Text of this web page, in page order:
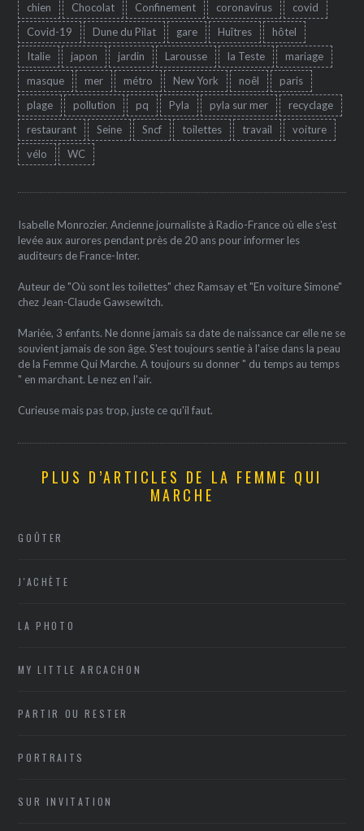
chien
Chocolat Confinement coronavirus
covid
Covid-19
Dune du Pilat gare Huîtres
hôtel
Italie
japon jardin Larousse la Teste
mariage
masque
mer métro New York noêl
paris
plage
pollution pq Pyla pyla sur mer
recyclage
restaurant
Seine Sncf toilettes travail
voiture
vélo
WC
Isabelle Monrozier. Ancienne journaliste à Radio-France où elle s'est
levée aux aurores pendant près de 20 ans pour informer les
auditeurs de France-Inter.
Auteur de "Où sont les toilettes" chez Ramsay et "En voiture Simone"
chez Jean-Claude Gawsewitch.
Mariée, 3 enfants. Ne donne jamais sa date de naissance car elle ne se
souvient jamais de son âge. S'est toujours sentie à l'aise dans la peau
de la Femme Qui Marche. A toujours su donner " du temps au temps
" en marchant. Le nez en l'air.
Curieuse mais pas trop, juste ce qu'il faut.
PLUS D’ARTICLES DE LA FEMME QUI
MARCHE
GOÛTER
J'ACHÈTE
LA PHOTO
MY LITTLE ARCACHON
PARTIR OU RESTER
PORTRAITS
SUR INVITATION